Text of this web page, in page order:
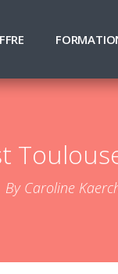
By Caroline